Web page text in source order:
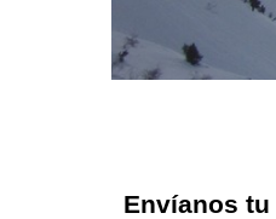
Envíanos